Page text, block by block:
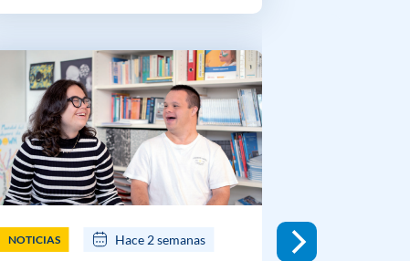
NOTICIAS Hace 2 semanas